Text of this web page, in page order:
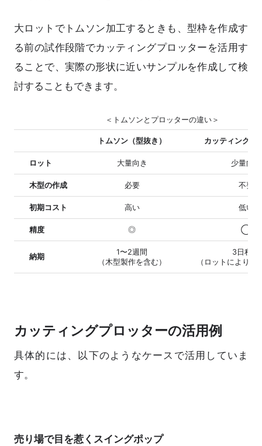
大ロットでトムソン加工するときも、型枠を作成す
る前の試作段階でカッティングプロッターを活用す
ることで、実際の形状に近いサンプルを作成して検
討することもできます。
＜トムソンとプロッターの違い＞
トムソン（型抜き） カッティングプ
ロット 大量向き 少量向き
木型の作成 必要 不要
初期コスト 高い 低い
精度 ◎ ◯
納期
1〜2週間
（木型製作を含む）
3日程度
（ロットにより前
カッティングプロッターの活用例
具体的には、以下のようなケースで活用していま
す。
売り場で目を惹くスイングポップ